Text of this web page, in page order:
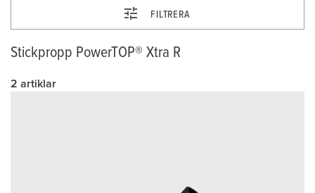
FILTRERA
Stickpropp PowerTOP® Xtra R
2 artiklar